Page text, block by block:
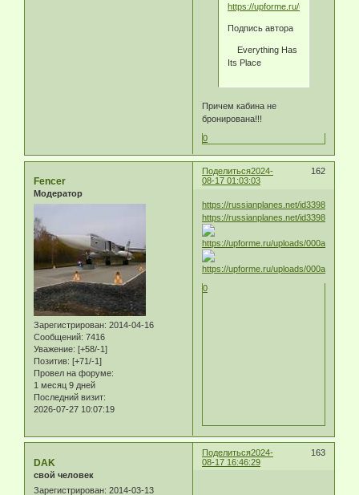
https://upforme.ru/uploads/000a/
Подпись автора
Everything Has
Its Place
Причем кабина не
бронирована!!!
0
Поделиться 162
2024-
08-17 01:03:03
Fencer
Модератор
Зарегистрирован: 2014-04-16
Сообщений: 7416
Уважение: [+58/-1]
Позитив: [+71/-1]
Провел на форуме:
1 месяц 9 дней
Последний визит:
2026-07-27 10:07:19
https://russianplanes.net/id339870
https://russianplanes.net/id339871
0
Поделиться 163
2024-
08-17 16:46:29
DAK
свой человек
Зарегистрирован: 2014-03-13